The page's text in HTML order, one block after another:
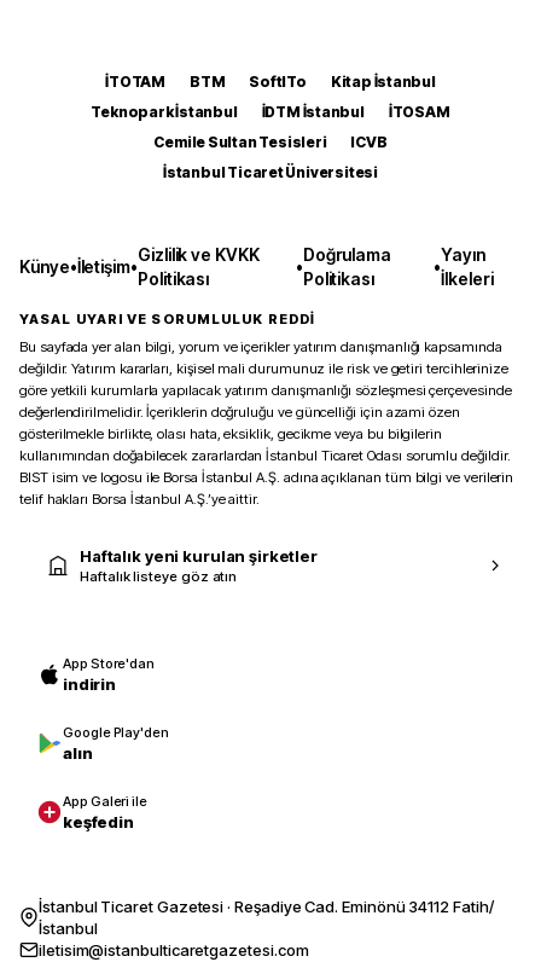
İTOTAM BTM SoftITo
Kitap İstanbul
Teknopark İstanbul
İDTM İstanbul
İTOSAM
Cemile Sultan Tesisleri
ICVB
İstanbul Ticaret Üniversitesi
Künye•İletişim•
Gizlilik ve KVKK
Politikası
•
Doğrulama
Politikası
•
Yayın
İlkeleri
YASAL UYARI VE SORUMLULUK REDDİ
Bu sayfada yer alan bilgi, yorum ve içerikler yatırım danışmanlığı kapsamında
değildir. Yatırım kararları, kişisel mali durumunuz ile risk ve getiri tercihlerinize
göre yetkili kurumlarla yapılacak yatırım danışmanlığı sözleşmesi çerçevesinde
değerlendirilmelidir. İçeriklerin doğruluğu ve güncelliği için azami özen
gösterilmekle birlikte, olası hata, eksiklik, gecikme veya bu bilgilerin
kullanımından doğabilecek zararlardan İstanbul Ticaret Odası sorumlu değildir.
BIST isim ve logosu ile Borsa İstanbul A.Ş. adına açıklanan tüm bilgi ve verilerin
telif hakları Borsa İstanbul A.Ş.’ye aittir.
Haftalık yeni kurulan şirketler
Haftalık listeye göz atın
App Store'dan
indirin
Google Play'den
alın
App Galeri ile
keşfedin
İstanbul Ticaret Gazetesi · Reşadiye Cad. Eminönü 34112 Fatih/
İstanbul
iletisim@istanbulticaretgazetesi.com